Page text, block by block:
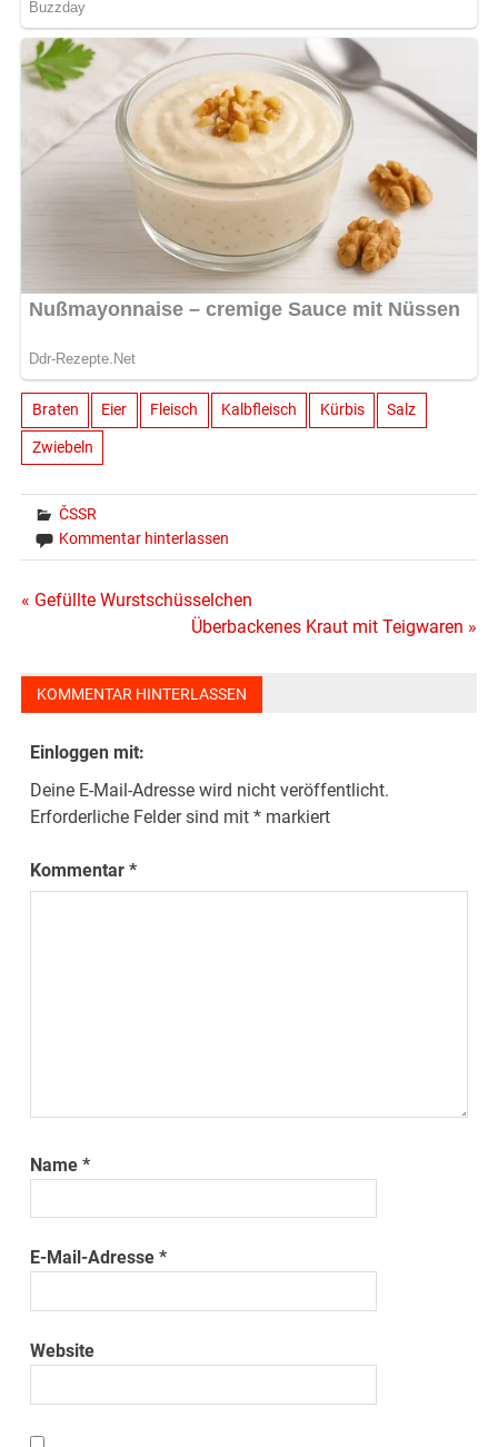
Braten Eier Fleisch Kalbfleisch Kürbis Salz
Zwiebeln
ČSSR
Kommentar hinterlassen
Beitragsnavigation
« Gefüllte Wurstschüsselchen
Überbackenes Kraut mit Teigwaren »
KOMMENTAR HINTERLASSEN
Einloggen mit:
Deine E-Mail-Adresse wird nicht veröffentlicht.
Erforderliche Felder sind mit* markiert
Kommentar*
Name*
E-Mail-Adresse*
Website